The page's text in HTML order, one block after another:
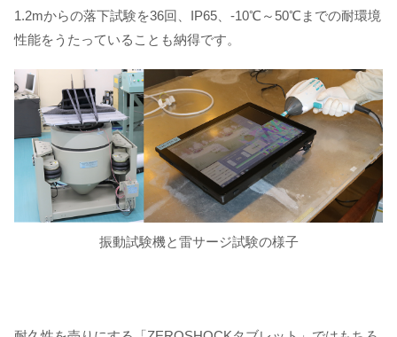
1.2mからの落下試験を36回、IP65、-10℃～50℃までの耐環境
性能をうたっていることも納得です。
振動試験機と雷サージ試験の様子